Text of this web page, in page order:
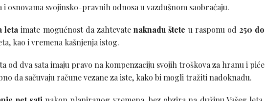
osnovama svojinsko-pravnih odnosa u vazdušnom saobraćaju.
letaimate mogućnost da zahtevatenaknadu štete u rasponu od 250 do
kao i vremena kašnjenja istog.
od dva sata imaju pravo na kompenzaciju svojih troškova za hranu i piće
da sačuvaju račune vezane za iste, kako bi mogli tražiti nadoknadu.